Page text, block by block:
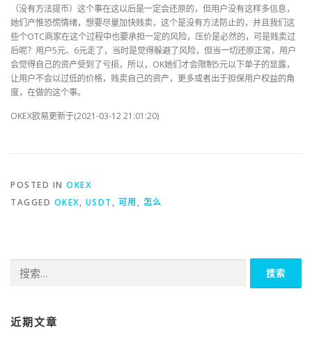
（没有方法提币）这个事在这以后是一定会还原的，但用户没有这样多信息，
她们产惟恐慌情绪，想要尽量加快贱卖，这个是没有方法防止的，并且我们这
些个OTC商家在这个过程中也要承担一定的风险，压价是必然的，可是贱卖过
后呢？用户5元、6元走了，当时是觉得躲避了风险，但当一切还原正常，用户
会觉得自己的资产受到了亏损，所以，OK她们才会限制5元以下单子的显露，
让用户不会以过低的价格，贱卖自己的资产，更多或者出于担保用户权益的角
度，在做的这个事。
OKEX欧易更新于(2021-03-12 21:01:20)
POSTED IN OKEX
TAGGED OKEX, USDT , 可用 , 怎么
索：
近期文章